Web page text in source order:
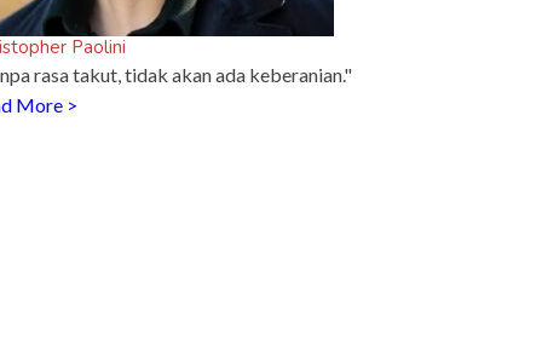
Paolini
rasa takut, tidak akan ada keberanian."
More >